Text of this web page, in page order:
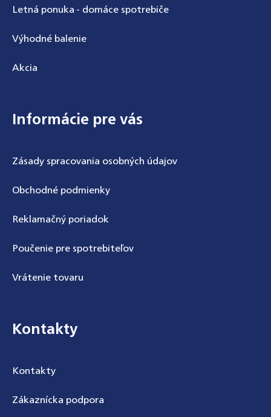
Letná ponuka - domáce spotrebiče
Výhodné balenie
Akcia
Informácie pre vás
Zásady spracovania osobných údajov
Obchodné podmienky
Reklamačný poriadok
Poučenie pre spotrebiteľov
Vrátenie tovaru
Kontakty
Kontakty
Zákaznícka podpora